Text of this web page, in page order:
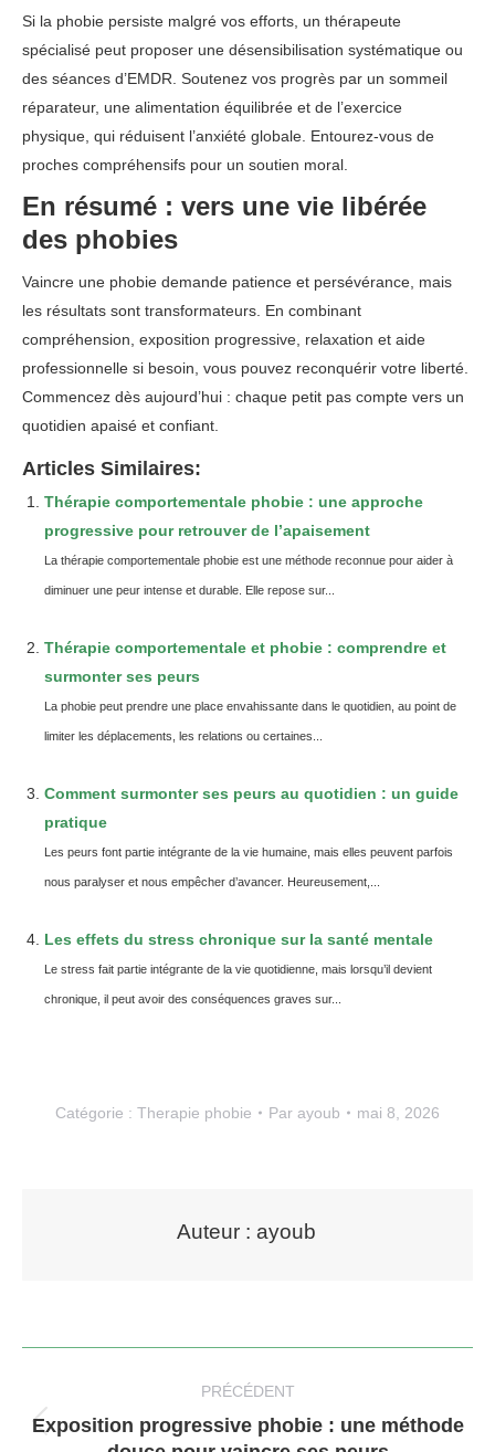
Si la phobie persiste malgré vos efforts, un thérapeute
spécialisé peut proposer une désensibilisation systématique ou
des séances d’EMDR. Soutenez vos progrès par un sommeil
réparateur, une alimentation équilibrée et de l’exercice
physique, qui réduisent l’anxiété globale. Entourez-vous de
proches compréhensifs pour un soutien moral.
En résumé : vers une vie libérée
des phobies
Vaincre une phobie demande patience et persévérance, mais
les résultats sont transformateurs. En combinant
compréhension, exposition progressive, relaxation et aide
professionnelle si besoin, vous pouvez reconquérir votre liberté.
Commencez dès aujourd’hui : chaque petit pas compte vers un
quotidien apaisé et confiant.
Articles Similaires:
Thérapie comportementale phobie : une approche
progressive pour retrouver de l’apaisement
La thérapie comportementale phobie est une méthode reconnue pour aider à
diminuer une peur intense et durable. Elle repose sur...
Thérapie comportementale et phobie : comprendre et
surmonter ses peurs
La phobie peut prendre une place envahissante dans le quotidien, au point de
limiter les déplacements, les relations ou certaines...
Comment surmonter ses peurs au quotidien : un guide
pratique
Les peurs font partie intégrante de la vie humaine, mais elles peuvent parfois
nous paralyser et nous empêcher d’avancer. Heureusement,...
Les effets du stress chronique sur la santé mentale
Le stress fait partie intégrante de la vie quotidienne, mais lorsqu’il devient
chronique, il peut avoir des conséquences graves sur...
Catégorie : Therapie phobie Par ayoub mai 8, 2026
Auteur : ayoub
PRÉCÉDENT
Article
Exposition progressive phobie : une méthode